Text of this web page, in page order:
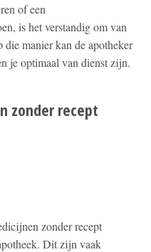
of een
is het verstandig om van
die manier kan de apotheker
je optimaal van dienst zijn.
zonder recept
zonder recept
Dit zijn vaak